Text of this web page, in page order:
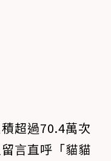
超過70.4萬次
言直呼「貓貓